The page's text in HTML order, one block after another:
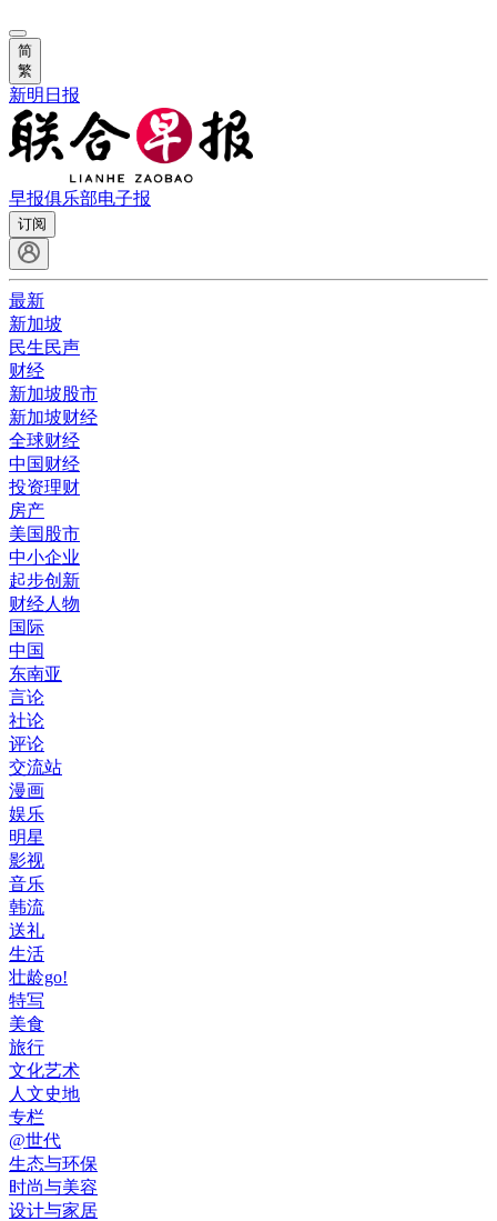
简
繁
新明日报
早报俱乐部电子报
订阅
最新
新加坡
民生民声
财经
新加坡股市
新加坡财经
全球财经
中国财经
投资理财
房产
美国股市
中小企业
起步创新
财经人物
国际
中国
东南亚
言论
社论
评论
交流站
漫画
娱乐
明星
影视
音乐
韩流
送礼
生活
壮龄go!
特写
美食
旅行
文化艺术
人文史地
专栏
@世代
生态与环保
时尚与美容
设计与家居